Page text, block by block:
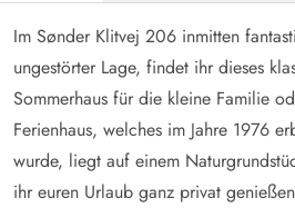
Im Sønder Klitvej 206 inmitten
ungestörter Lage, findet ihr dieses
Sommerhaus für die kleine Familie
Ferienhaus, welches im Jahre 1976
wurde, liegt auf einem
ihr euren Urlaub ganz privat